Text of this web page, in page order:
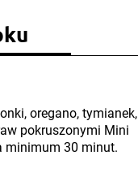
oregano, tymianek,
pokruszonymi Mini
minimum 30 minut.